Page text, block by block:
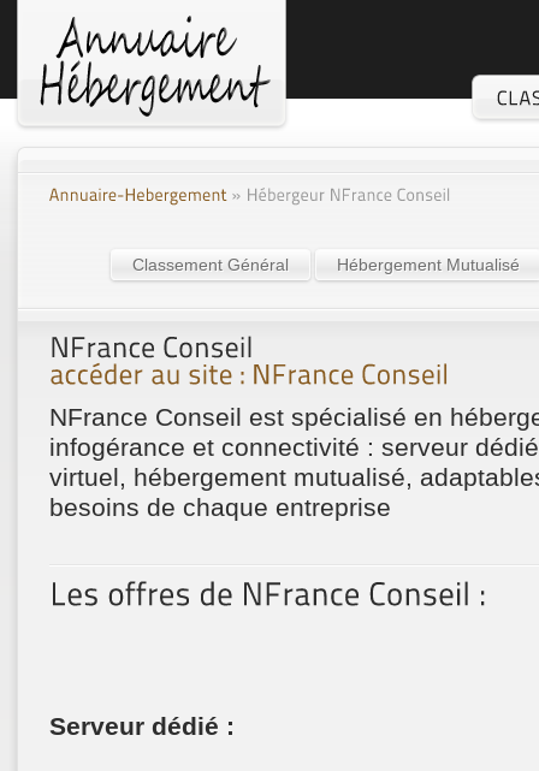
Classement Général Hébergement Mutualisé
NFrance Conseil est spécialisé en
infogérance et connectivité : serveur
virtuel, hébergement mutualisé,
besoins de chaque entreprise
Serveur dédié :